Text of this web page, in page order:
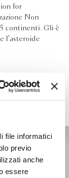
file informatici
previo
anche
essere
for
Non
continenti. Gli è
l’asteroide